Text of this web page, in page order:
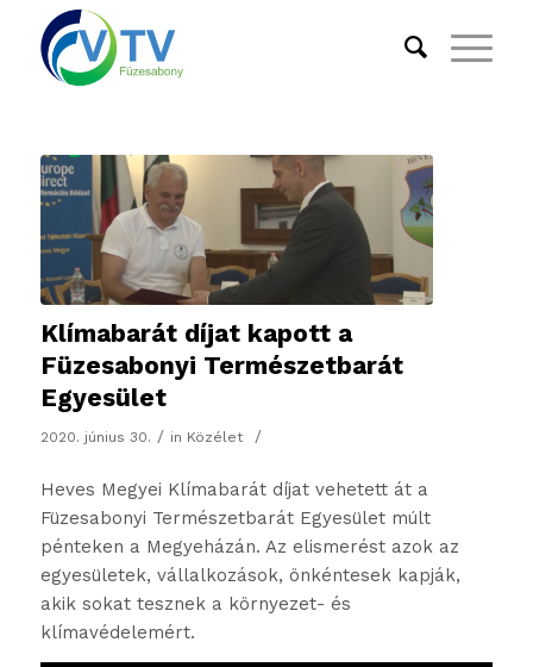
Klímabarát díjat kapott a
Füzesabonyi Természetbarát
Egyesület
2020. június 30. / in Közélet /
Heves Megyei Klímabarát díjat vehetett át a
Füzesabonyi Természetbarát Egyesület múlt
pénteken a Megyeházán. Az elismerést azok az
egyesületek, vállalkozások, önkéntesek kapják,
akik sokat tesznek a környezet- és
klímavédelemért.